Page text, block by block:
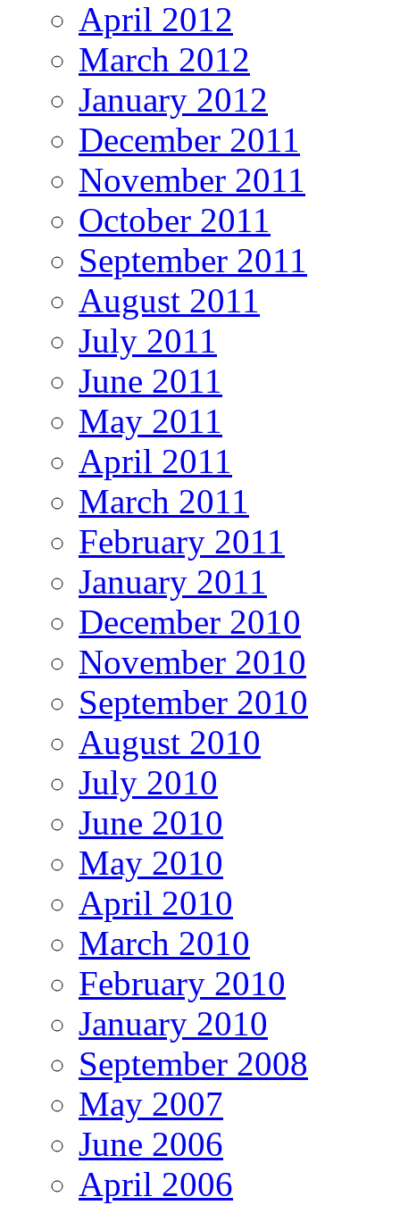
April 2012
March 2012
January 2012
December 2011
November 2011
October 2011
September 2011
August 2011
July 2011
June 2011
May 2011
April 2011
March 2011
February 2011
January 2011
December 2010
November 2010
September 2010
August 2010
July 2010
June 2010
May 2010
April 2010
March 2010
February 2010
January 2010
September 2008
May 2007
June 2006
April 2006